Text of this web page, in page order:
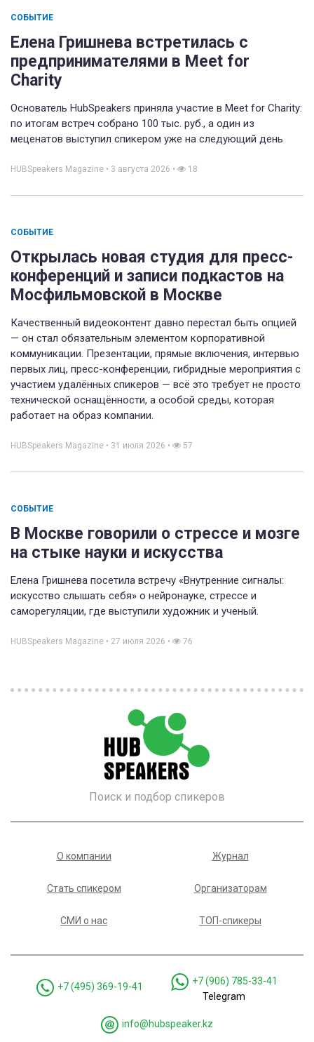
СОБЫТИЕ
Елена Гришнева встретилась с
предпринимателями в Meet for
Charity
Основатель HubSpeakers приняла участие в Meet for Charity:
по итогам встреч собрано 100 тыс. руб., а один из
меценатов выступил спикером уже на следующий день
HUBSpeakers Magazine • 3 августа 2026 • 18
СОБЫТИЕ
Открылась новая студия для пресс-
конференций и записи подкастов на
Мосфильмовской в Москве
Качественный видеоконтент давно перестал быть опцией
— он стал обязательным элементом корпоративной
коммуникации. Презентации, прямые включения, интервью
первых лиц, пресс-конференции, гибридные мероприятия с
участием удалённых спикеров — всё это требует не просто
технической оснащённости, а особой среды, которая
работает на образ компании.
HUBSpeakers Magazine • 31 июля 2026 • 57
СОБЫТИЕ
В Москве говорили о стрессе и мозге
на стыке науки и искусства
Елена Гришнева посетила встречу «Внутренние сигналы:
искусство слышать себя» о нейронауке, стрессе и
саморегуляции, где выступили художник и ученый.
HUBSpeakers Magazine • 27 июля 2026 • 76
Поиск и подбор спикеров
О компании Журнал
Стать спикером Организаторам
СМИ о нас ТОП-спикеры
+7 (495) 369-19-41
+7 (906) 785-33-41
Telegram
info@hubspeaker.kz